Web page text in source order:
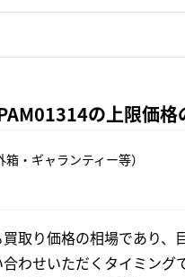
の上限価格
・ギャランティー等）
取り価格の相場であり
わせいただくタイミン